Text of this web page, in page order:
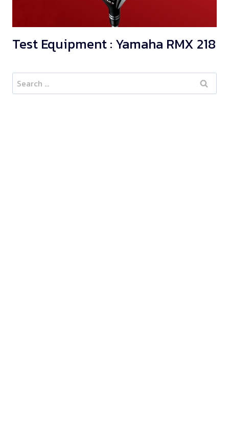
Test Equipment : Yamaha RMX 218
Search
for: